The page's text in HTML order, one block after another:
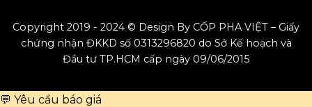
Copyright 2019 - 2024 © Design By CỐP PHA VIỆT – Giấy
chứng nhận ĐKKD số 0313296820 do Sở Kế hoạch và
Đầu tư TP.HCM cấp ngày 09/06/2015
💬 Yêu cầu báo giá